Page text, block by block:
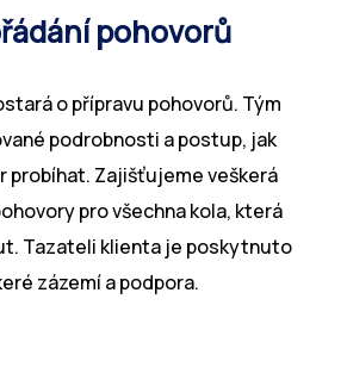
pohovorů
o přípravu pohovorů. Tým
podrobnosti a postup, jak
probíhat. Zajišťujeme veškerá
pro všechna kola, která
Tazateli klienta je poskytnuto
zázemí a podpora.